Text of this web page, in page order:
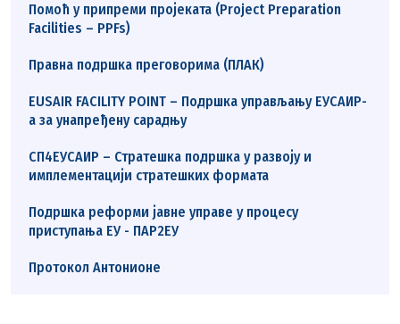
Помоћ у припреми пројеката (Project Preparation
Facilities – PPFs)
Правна подршка преговорима (ПЛАК)
EUSAIR FACILITY POINT – Подршка управљању ЕУСАИР-
а за унапређену сарадњу
СП4ЕУСАИР – Стратешка подршка у развоју и
имплементацији стратешких формата
Подршка реформи јавне управе у процесу
приступања ЕУ - ПАР2ЕУ
Протокол Антонионе